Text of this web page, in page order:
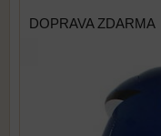
DOPRAVA ZDARMA